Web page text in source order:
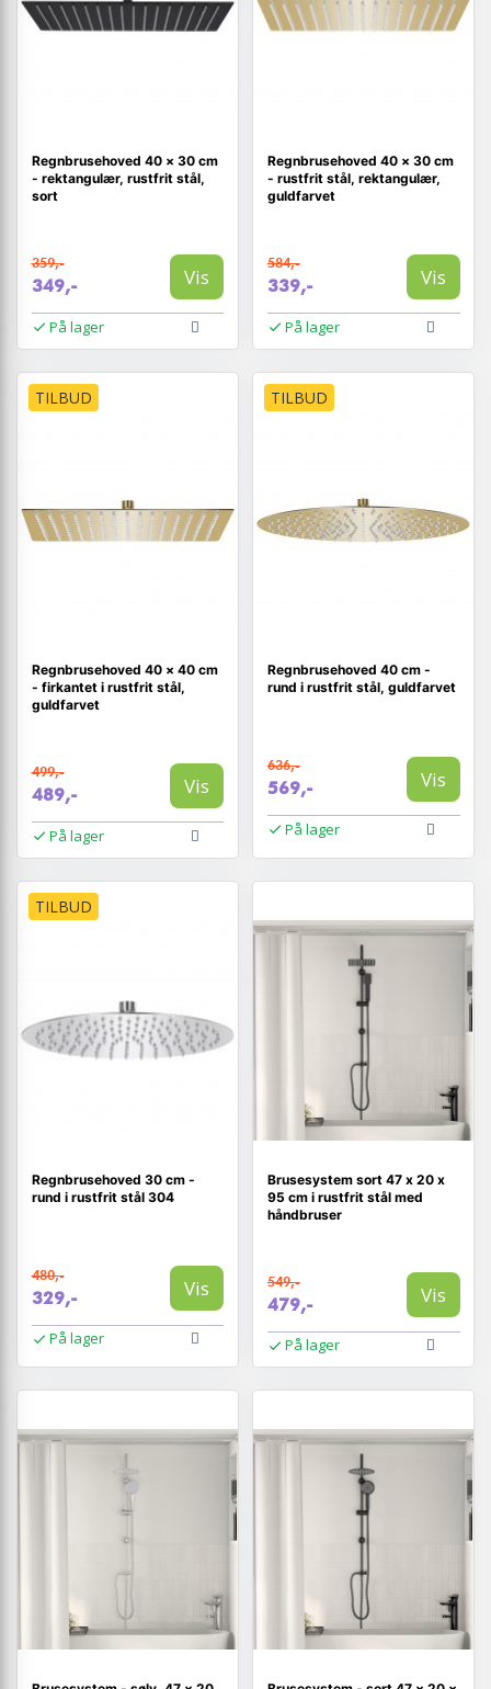
Regnbrusehoved 40 × 30 cm
- rektangulær, rustfrit stål,
sort
359,-
349,- Vis
På lager
Regnbrusehoved 40 × 30 cm
- rustfrit stål, rektangulær,
guldfarvet
584,-
339,- Vis
På lager
TILBUD
Regnbrusehoved 40 × 40 cm
- firkantet i rustfrit stål,
guldfarvet
499,-
489,- Vis
På lager
TILBUD
Regnbrusehoved 40 cm -
rund i rustfrit stål, guldfarvet
636,-
569,- Vis
På lager
TILBUD
Regnbrusehoved 30 cm -
rund i rustfrit stål 304
480,-
329,- Vis
På lager
Brusesystem sort 47 x 20 x
95 cm i rustfrit stål med
håndbruser
549,-
479,- Vis
På lager